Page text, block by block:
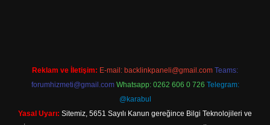
Reklam ve İletişim: E-mail: backlinkpaneli@gmail.com Teams:
forumhizmeti@gmail.com Whatsapp: 0262 606 0 726 Telegram:
@karabul
Yasal Uyarı: Sitemiz, 5651 Sayılı Kanun gereğince Bilgi Teknolojileri ve